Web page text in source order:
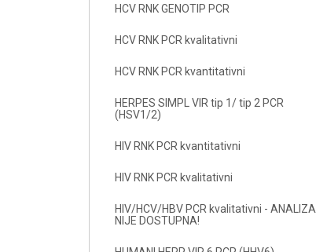
HCV RNK GENOTIP PCR
HCV RNK PCR kvalitativni
HCV RNK PCR kvantitativni
HERPES SIMPL VIR tip 1/ tip 2 PCR
(HSV1/2)
HIV RNK PCR kvantitativni
HIV RNK PCR kvalitativni
HIV/HCV/HBV PCR kvalitativni - ANALIZA
NIJE DOSTUPNA!